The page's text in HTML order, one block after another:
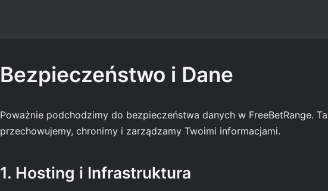
Bezpieczeństwo i Dane
Poważnie podchodzimy do bezpieczeństwa danych w FreeBetRange.
przechowujemy, chronimy i zarządzamy Twoimi informacjami.
1. Hosting i Infrastruktura